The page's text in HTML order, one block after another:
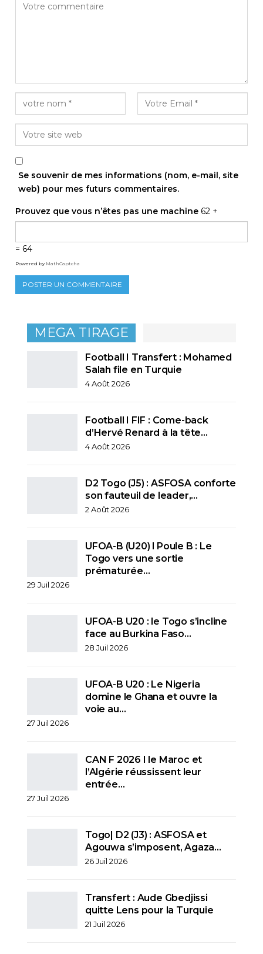
Se souvenir de mes informations (nom, e-mail, site
web) pour mes futurs commentaires.
Prouvez que vous n’êtes pas une machine 62 +
= 64
Powered by MathCaptcha
MEGA TIRAGE
Football I Transfert : Mohamed
Salah file en Turquie
4 Août 2026
Football I FIF : Come-back
d’Hervé Renard à la tête…
4 Août 2026
D2 Togo (J5) : ASFOSA conforte
son fauteuil de leader,…
2 Août 2026
UFOA-B (U20) l Poule B : Le
Togo vers une sortie
prématurée…
29 Juil 2026
UFOA-B U20 : le Togo s’incline
face au Burkina Faso…
28 Juil 2026
UFOA-B U20 : Le Nigeria
domine le Ghana et ouvre la
voie au…
27 Juil 2026
CAN F 2026 I le Maroc et
l’Algérie réussissent leur
entrée…
27 Juil 2026
Togo| D2 (J3) : ASFOSA et
Agouwa s’imposent, Agaza…
26 Juil 2026
Transfert : Aude Gbedjissi
quitte Lens pour la Turquie
21 Juil 2026